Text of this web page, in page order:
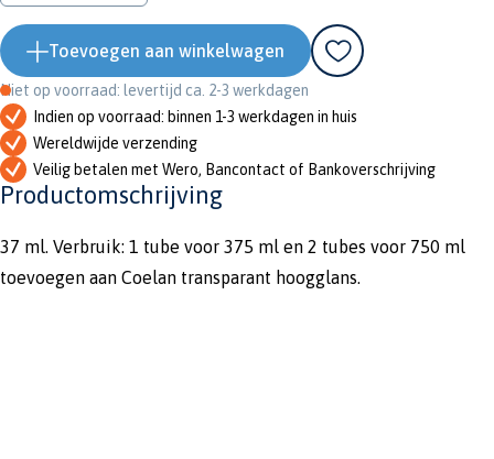
Toevoegen aan winkelwagen
Niet op voorraad: levertijd ca. 2-3 werkdagen
Indien op voorraad: binnen 1-3 werkdagen in huis
Wereldwijde verzending
Veilig betalen met Wero, Bancontact of Bankoverschrijving
Productomschrijving
37 ml. Verbruik: 1 tube voor 375 ml en 2 tubes voor 750 ml
toevoegen aan Coelan transparant hoogglans.